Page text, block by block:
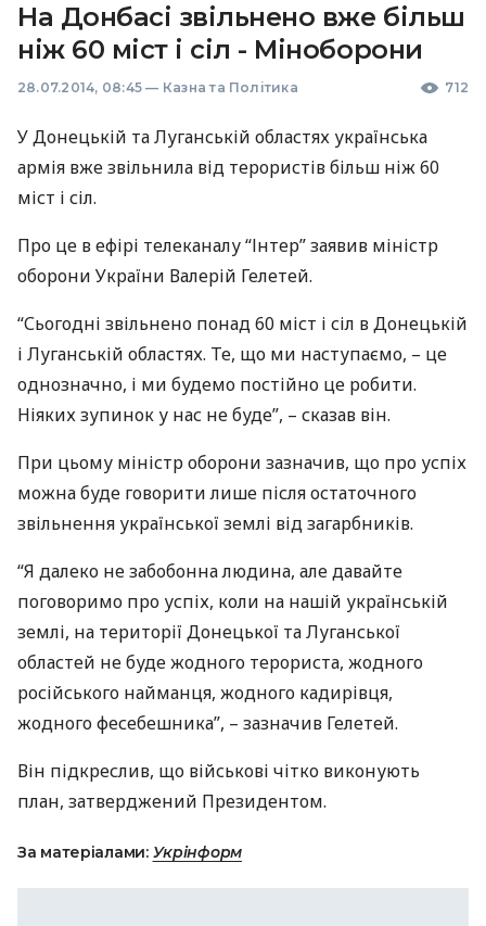
На Донбасі звільнено вже більш
ніж 60 міст і сіл - Міноборони
28.07.2014, 08:45 — Казна та Політика 712
У Донецькій та Луганській областях українська
армія вже звільнила від терористів більш ніж 60
міст і сіл.
Про це в ефірі телеканалу “Інтер” заявив міністр
оборони України Валерій Гелетей.
“Сьогодні звільнено понад 60 міст і сіл в Донецькій
і Луганській областях. Те, що ми наступаємо, – це
однозначно, і ми будемо постійно це робити.
Ніяких зупинок у нас не буде”, – сказав він.
При цьому міністр оборони зазначив, що про успіх
можна буде говорити лише після остаточного
звільнення української землі від загарбників.
“Я далеко не забобонна людина, але давайте
поговоримо про успіх, коли на нашій українській
землі, на території Донецької та Луганської
областей не буде жодного терориста, жодного
російського найманця, жодного кадирівця,
жодного фесебешника”, – зазначив Гелетей.
Він підкреслив, що військові чітко виконують
план, затверджений Президентом.
За матеріалами: Укрінформ